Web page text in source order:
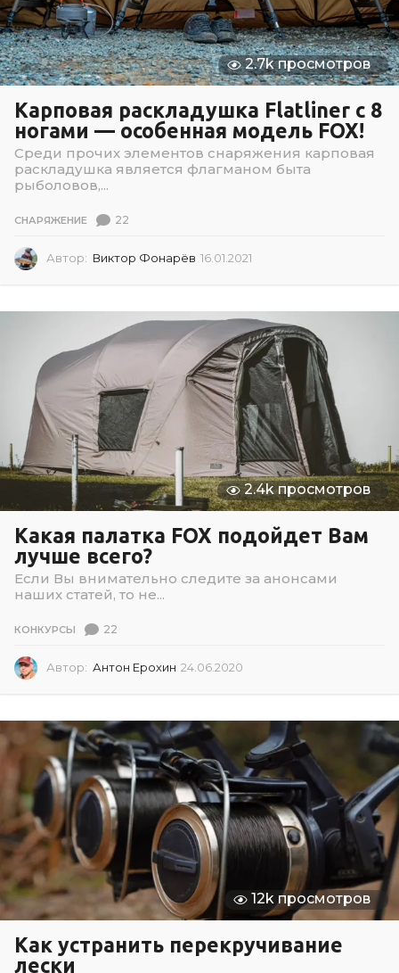
2.7k просмотров
Карповая раскладушка Flatliner с 8
ногами — особенная модель FOX!
Среди прочих элементов снаряжения карповая
раскладушка является флагманом быта
рыболовов,...
СНАРЯЖЕНИЕ 22
Автор: Виктор Фонарёв 16.01.2021
0
1
.
2
0
1
2.4k просмотров
Какая палатка FOX подойдет Вам
лучше всего?
Если Вы внимательно следите за анонсами
наших статей, то не...
КОНКУРСЫ 22
Автор: Антон Ерохин 24.06.2020
0
2
0
2
0
12k просмотров
Как устранить перекручивание
лески